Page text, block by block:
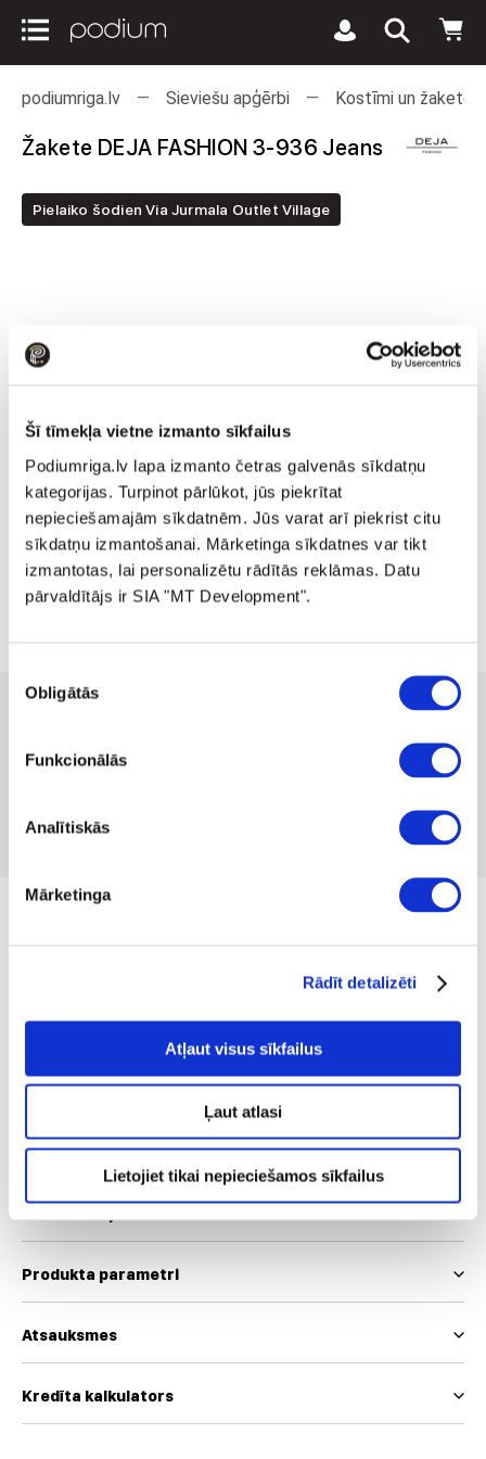
Šī tīmekļa vietne izmanto sīkfailus
Podiumriga.lv lapa izmanto četras galvenās sīkdatņu
kategorijas. Turpinot pārlūkot, jūs piekrītat
nepieciešamajām sīkdatnēm. Jūs varat arī piekrist citu
sīkdatņu izmantošanai. Mārketinga sīkdatnes var tikt
izmantotas, lai personalizētu rādītās reklāmas. Datu
pārvaldītājs ir SIA "MT Development".
izvēle
Obligātās
Funkcionālās
Analītiskās
Mārketinga
Rādīt detalizēti
Atļaut visus sīkfailus
Ļaut atlasi
Lietojiet tikai nepieciešamos sīkfailus
podiumriga.lv Sieviešu apģērbi Kostīmi un žaketes
Žakete DEJA FASHION 3-936 Jeans
Pielaiko šodien Via Jurmala Outlet Village
69.00
Pieejamība:1 gab
Iekļaut salīdzināšanā Pievienot vēlmju sarakstam
no 26.07.2025. līdz kamēr prece ir krājumā
36 42
Mēs izmantojam EUR un INT izmēru skalas
Produkta parametri
Atsauksmes
Kredīta kalkulators